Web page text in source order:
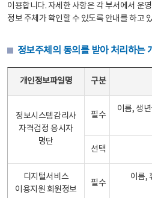
이용합니다. 자세한 사항은 각 부서에서 운
정보 주체가 확인할 수 있도록 안내를 하고
정보주체의 동의를 받아 처리하는
개인정보파일명 구분
정보시스템감리사
자격검정 응시자
명단
필수
이름, 생
선택
디지털서비스
이용지원 회원정보
필수
이름,